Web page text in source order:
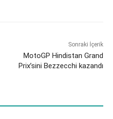
Sonraki İçerik
MotoGP Hindistan Grand
Prix’sini Bezzecchi kazandı